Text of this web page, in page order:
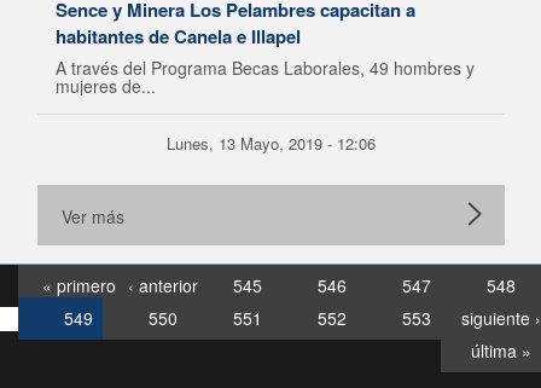
Sence y Minera Los Pelambres capacitan a
habitantes de Canela e Illapel
A través del Programa Becas Laborales, 49 hombres y
mujeres de...
Lunes, 13 Mayo, 2019 - 12:06
Ver más
« primero ‹ anterior 545 546 547
548
549
550 551 552 553
siguiente ›
última »